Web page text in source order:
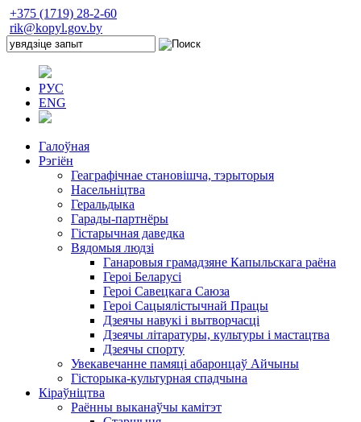
+375 (1719) 28-2-60
rik@kopyl.gov.by
РУС
ENG
Галоўная
Рэгіён
Геаграфічнае становішча, тэрыторыя
Насельніцтва
Геральдыка
Гарады-партнёры
Гістарычная даведка
Вядомыя людзі
Ганаровыя грамадзяне Капыльскага раёна
Героі Беларусі
Героі Савецкага Саюза
Героі Сацыялістычнай Працы
Дзеячы навукі і вытворчасці
Дзеячы літаратуры, культуры і мастацтва
Дзеячы спорту
Увекавечанне памяці абаронцаў Айчыны
Гісторыка-культурная спадчына
Кіраўніцтва
Раённы выканаўчы камітэт